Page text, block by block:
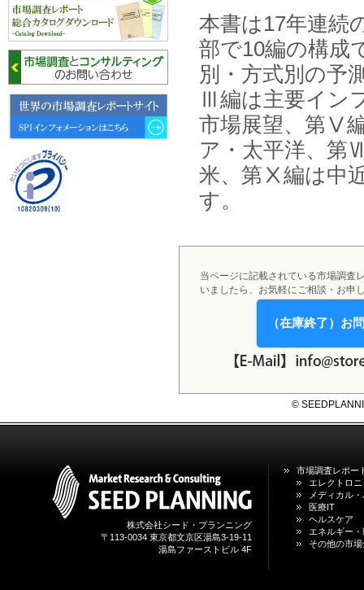
本書は17年連続
部で10編の構成
別・方式別の予
Ⅲ編は主要イン
市場展望、第Ⅴ
ア・太平洋、
米、第Ⅹ編は中
す。
当ページに記載されている市場調査
いましたら、お気軽にご相談・お申
（在庫終了）お
2026年06月15日
6月15日、「中国の医療保険医薬
品リスト 」を発刊しました。
2026年06月01日
6月1日、「2026-27年版 5G SA、
6GにおけるIoT／サービス市場の
動向 」を発刊しました。
2026年04月30日
4月30日、「2026年版 オンライン
診療サービスの現状と将来展望 」
を発刊しました。
12月16日、「2026年版 防災情報
システム・サービス市場の最新動
向と市場展望 」を発刊しました。
©
株式会社シード・プランニング
〒113-0034 東京都文京区湯島3-19-11
湯島ファーストビル 4F
市場調査レポー
エレクトロ
メディカル
医療IT
ヘルスケア
エネルギー
その他の市